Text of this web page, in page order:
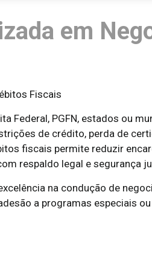
em
Fiscais
Federal, PGFN, estados ou
de crédito, perda de
fiscais permite reduzir
respaldo legal e segurança
na condução de
a programas especiais